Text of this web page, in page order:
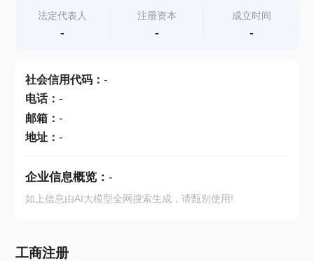
查产地
法定代表人
-
注册资本
-
成立时间
-
社会信用代码： -
电话： -
邮箱： -
地址： -
企业信息概览： -
如上信息由AI大模型全网搜索生成，请甄别使用!
工商注册